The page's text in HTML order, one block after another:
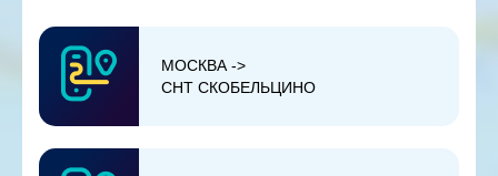
МОСКВА ->
СНТ СКОБЕЛЬЦИНО